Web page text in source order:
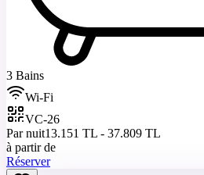
3 Bains
Wi-Fi
VC-26
Par nuit13.151 TL - 37.809 TL
à partir de
Réserver